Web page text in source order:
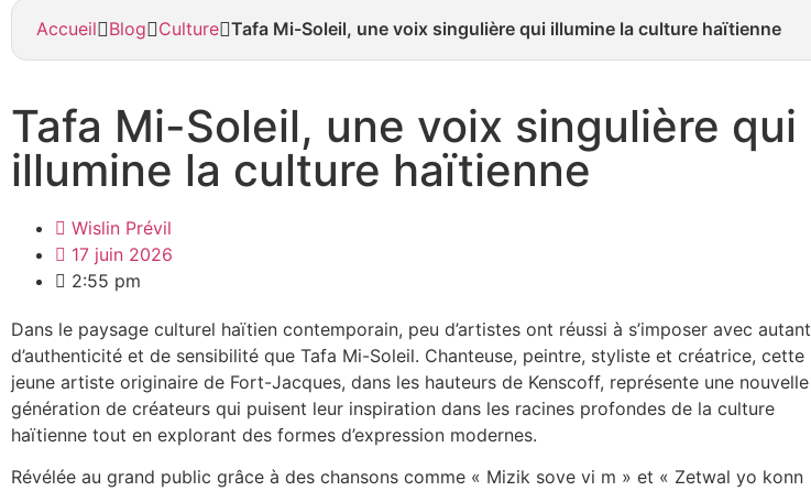
Accueil Blog Culture Tafa Mi-Soleil, une voix singulière qui illumine la culture haïtienne
Tafa Mi-Soleil, une voix singulière qui
illumine la culture haïtienne
Wislin Prévil
17 juin 2026
2:55 pm
Dans le paysage culturel haïtien contemporain, peu d’artistes ont réussi à s’imposer avec autant
d’authenticité et de sensibilité que Tafa Mi-Soleil. Chanteuse, peintre, styliste et créatrice, cette
jeune artiste originaire de Fort-Jacques, dans les hauteurs de Kenscoff, représente une nouvelle
génération de créateurs qui puisent leur inspiration dans les racines profondes de la culture
haïtienne tout en explorant des formes d’expression modernes.
Révélée au grand public grâce à des chansons comme « Mizik sove vi m » et « Zetwal yo konn